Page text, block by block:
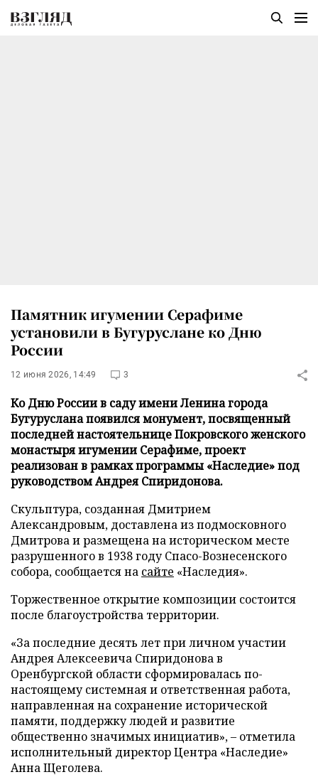
Памятник игумении Серафиме
установили в Бугуруслане ко Дню
России
12 июня 2026, 14:49 3
Ко Дню России в саду имени Ленина города
Бугуруслана появился монумент, посвященный
последней настоятельнице Покровского женского
монастыря игумении Серафиме, проект
реализован в рамках программы «Наследие» под
руководством Андрея Спиридонова.
Скульптура, созданная Дмитрием
Александровым, доставлена из подмосковного
Дмитрова и размещена на историческом месте
разрушенного в 1938 году Спасо-Вознесенского
собора, сообщается на сайте «Наследия».
Торжественное открытие композиции состоится
после благоустройства территории.
«За последние десять лет при личном участии
Андрея Алексеевича Спиридонова в
Оренбургской области сформировалась по-
настоящему системная и ответственная работа,
направленная на сохранение исторической
памяти, поддержку людей и развитие
общественно значимых инициатив», – отметила
исполнительный директор Центра «Наследие»
Анна Щеголева.